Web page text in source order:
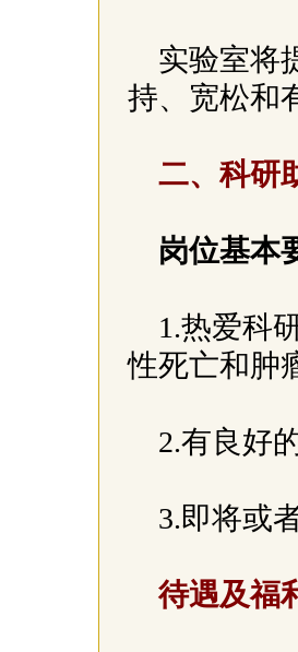
实验室将
持、宽松和
二、科研
岗位基本
1.热爱科
性死亡和肿
2.有良好
3.即将或
待遇及福